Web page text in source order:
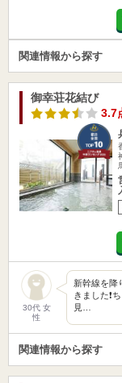
関連情報から探す
御幸荘花結び
3.7
30代 女
性
新幹線を降
きました❗️
見…
関連情報から探す